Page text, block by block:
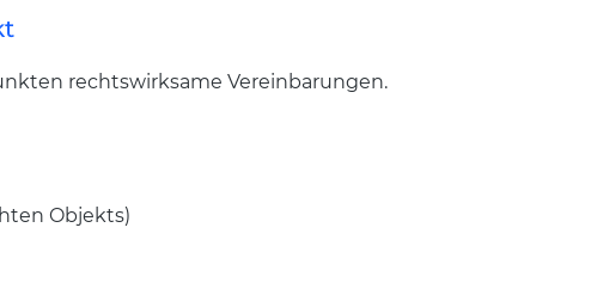
rechtswirksame Vereinbarungen.
Objekts)